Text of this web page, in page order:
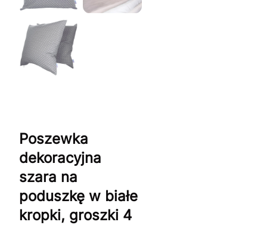
Poszewka
dekoracyjna
szara na
poduszkę w białe
kropki, groszki 4